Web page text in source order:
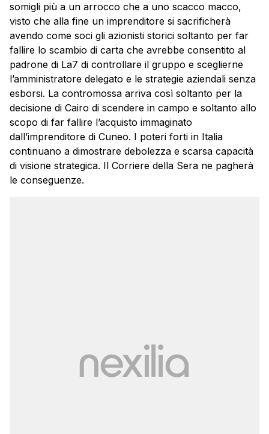
somigli più a un arrocco che a uno scacco macco,
visto che alla fine un imprenditore si sacrificherà
avendo come soci gli azionisti storici soltanto per far
fallire lo scambio di carta che avrebbe consentito al
padrone di La7 di controllare il gruppo e sceglierne
l’amministratore delegato e le strategie aziendali senza
esborsi. La contromossa arriva così soltanto per la
decisione di Cairo di scendere in campo e soltanto allo
scopo di far fallire l’acquisto immaginato
dall’imprenditore di Cuneo. I poteri forti in Italia
continuano a dimostrare debolezza e scarsa capacità
di visione strategica. Il Corriere della Sera ne pagherà
le conseguenze.